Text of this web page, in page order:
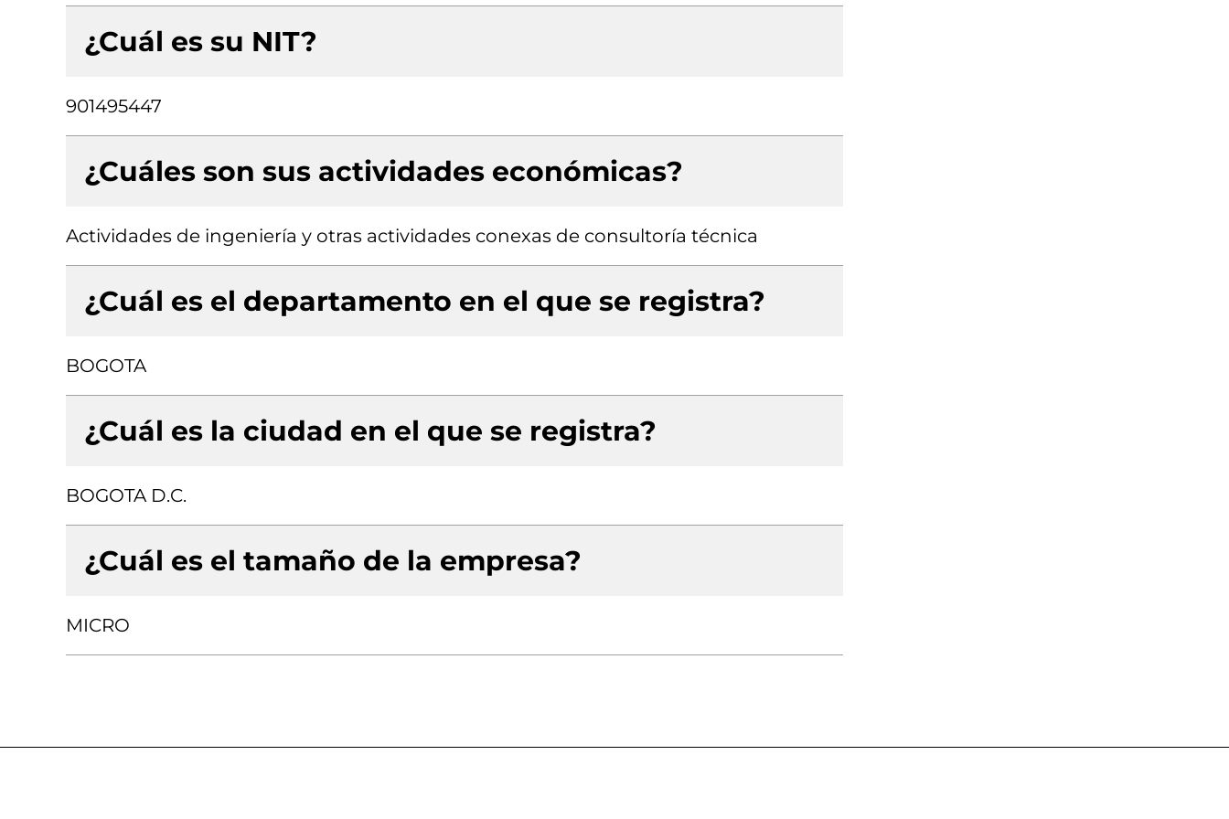
¿Cuál es su NIT?
901495447
¿Cuáles son sus actividades económicas?
Actividades de ingeniería y otras actividades conexas de consultoría técnica
¿Cuál es el departamento en el que se registra?
BOGOTA
¿Cuál es la ciudad en el que se registra?
BOGOTA D.C.
¿Cuál es el tamaño de la empresa?
MICRO